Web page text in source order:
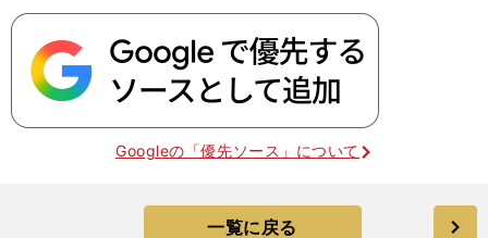
Googleの「優先ソース」について
一覧に戻る